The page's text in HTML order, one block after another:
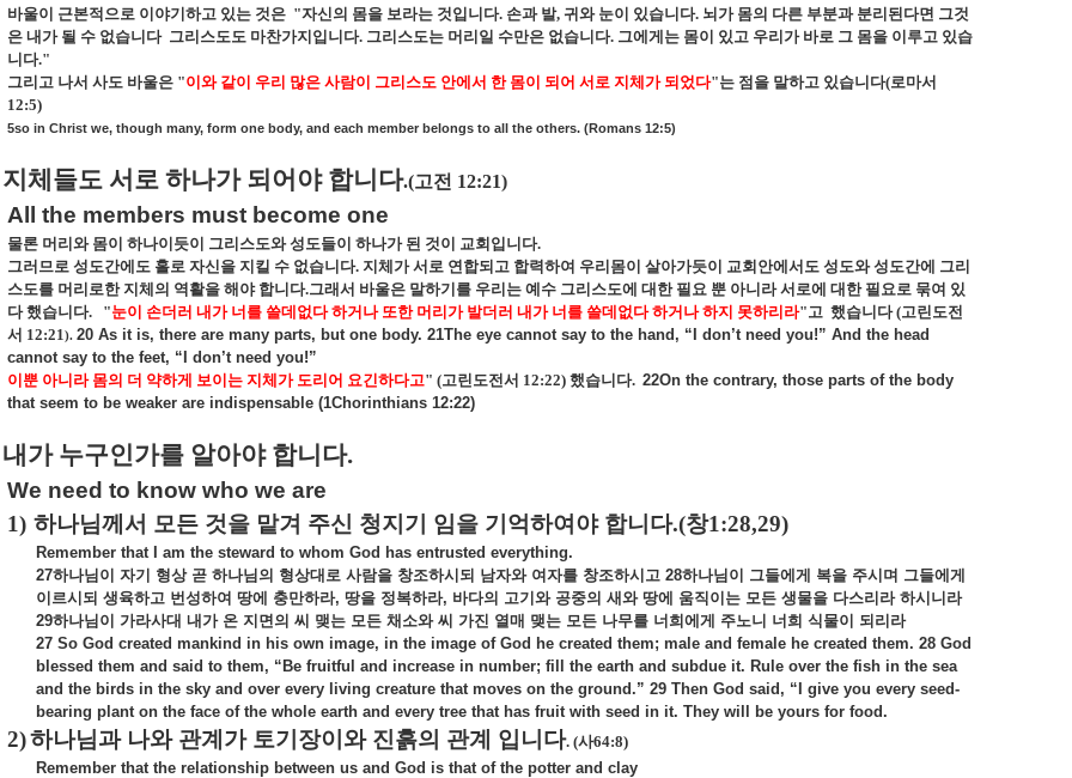
바울이 근본적으로 이야기하고 있는 것은 "자신의 몸을 보라는 것입니다. 손과 발, 귀와 눈이 있습니다. 뇌가 몸의 다른 부분과 분리된다면 그것
은 내가 될 수 없습니다 그리스도도 마찬가지입니다. 그리스도는 머리일 수만은 없습니다. 그에게는 몸이 있고 우리가 바로 그 몸을 이루고 있습
니다."
그리고 나서 사도 바울은 "이와 같이 우리 많은 사람이 그리스도 안에서 한 몸이 되어 서로 지체가 되었다"는 점을 말하고 있습니다(로마서
12:5)
5so in Christ we, though many, form one body, and each member belongs to all the others. (Romans 12:5)
지체들도 서로 하나가 되어야 합니다.(고전 12:21)
All the members must become one
물론 머리와 몸이 하나이듯이 그리스도와 성도들이 하나가 된 것이 교회입니다.
그러므로 성도간에도 홀로 자신을 지킬 수 없습니다. 지체가 서로 연합되고 합력하여 우리몸이 살아가듯이 교회안에서도 성도와 성도간에 그리
스도를 머리로한 지체의 역활을 해야 합니다.그래서 바울은 말하기를 우리는 예수 그리스도에 대한 필요 뿐 아니라 서로에 대한 필요로 묶여 있
다 했습니다. "눈이 손더러 내가 너를 쓸데없다 하거나 또한 머리가 발더러 내가 너를 쓸데없다 하거나 하지 못하리라"고 했습니다(고린도전
서 12:21). 20 As it is, there are many parts, but one body. 21The eye cannot say to the hand, “I don’t need you!” And the head
cannot say to the feet, “I don’t need you!”
이뿐 아니라 몸의 더 약하게 보이는 지체가 도리어 요긴하다고" (고린도전서 12:22) 했습니다. 22On the contrary, those parts of the body
that seem to be weaker are indispensable (1Chorinthians 12:22)
내가 누구인가를 알아야 합니다.
We need to know who we are
1) 하나님께서 모든 것을 맡겨 주신 청지기 임을 기억하여야 합니다.(창1:28,29)
Remember that I am the steward to whom God has entrusted everything.
27하나님이 자기 형상 곧 하나님의 형상대로 사람을 창조하시되 남자와 여자를 창조하시고 28하나님이 그들에게 복을 주시며 그들에게
이르시되 생육하고 번성하여 땅에 충만하라, 땅을 정복하라, 바다의 고기와 공중의 새와 땅에 움직이는 모든 생물을 다스리라 하시니라
29하나님이 가라사대 내가 온 지면의 씨 맺는 모든 채소와 씨 가진 열매 맺는 모든 나무를 너희에게 주노니 너희 식물이
되리라
27 So God created mankind in his own image, in the image of God he created them; male and female he created them. 28 God
blessed them and said to them, “Be fruitful and increase in number; fill the earth and subdue it. Rule over the fish in the sea
and the birds in the sky and over every living creature that moves on the ground.” 29 Then God said, “I give you every seed-
bearing plant on the face of the whole earth and every tree that has fruit with seed in it. They will be yours for food.
2)하나님과 나와 관계가 토기장이와 진흙의 관계 입니다. (사64:8)
Remember that the relationship between us and God is that of the potter and clay